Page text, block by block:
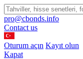
pro@cbonds.info
Contact us
Oturum açın Kayıt olun
Kapat